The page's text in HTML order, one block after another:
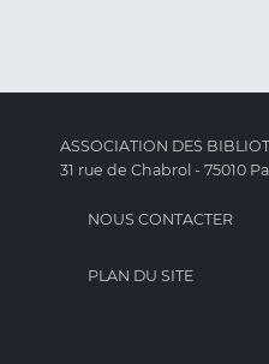
ASSOCIATION DES
31 rue de Chabrol - 75010
NOUS CONTACTER
PLAN DU SITE